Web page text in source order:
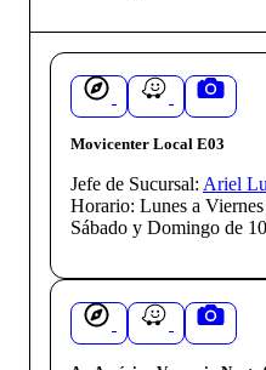
Movicenter Local E03
Jefe de Sucursal: Ariel
Horario: Lunes a
Sábado y Domingo de